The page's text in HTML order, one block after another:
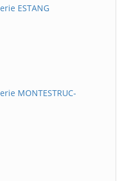
ESTANG
MONTESTRUC-